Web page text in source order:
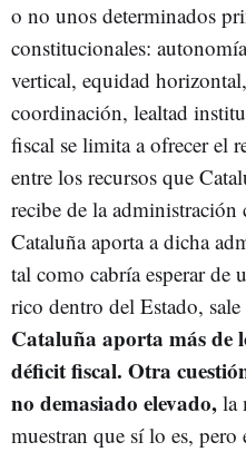
o no unos determinados
constitucionales:
vertical, equidad
coordinación, lealtad
fiscal se limita a ofrecer el
entre los recursos que
recibe de la
Cataluña aporta a dicha
tal como cabría esperar de
rico dentro del Estado,
Cataluña aporta más de
déficit fiscal. Otra
no demasiado elevado, la
muestran que sí lo es,